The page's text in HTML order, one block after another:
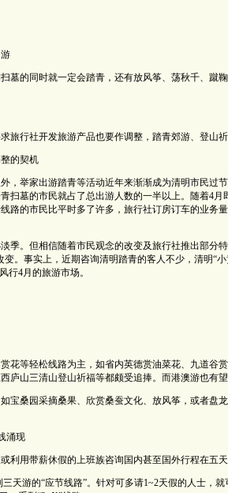
墓的同时就一定会踏青，还有放风筝、荡秋千、蹴
旅行社开发旅游产品也要作调整，踏青郊游、登山
的契机
，举家出游踏青等活动近年来渐渐成为清明市民过
扫墓的市民就占了总出游人数的一半以上。随着4月
路的市民比平时多了许多，旅行社订房订车的业务
季。但相信随着市民观念的改变及旅行社推出部分
变。事实上，近期咨询清明踏青的客人不少，清明“
行4月的旅游市场。
花等轻松线路为主，如省内英德赏油菜花、九道谷
庐山三清山登山祈福等都颇受追捧。而港澳游也有
宝桑园采摘桑果、欣赏桑蚕文化、放风筝，或者盘
涌现
利用带薪休假的上班族咨询国内甚至国外行程在五
天游的“应节线路”。针对可多请1~2天假的人士，